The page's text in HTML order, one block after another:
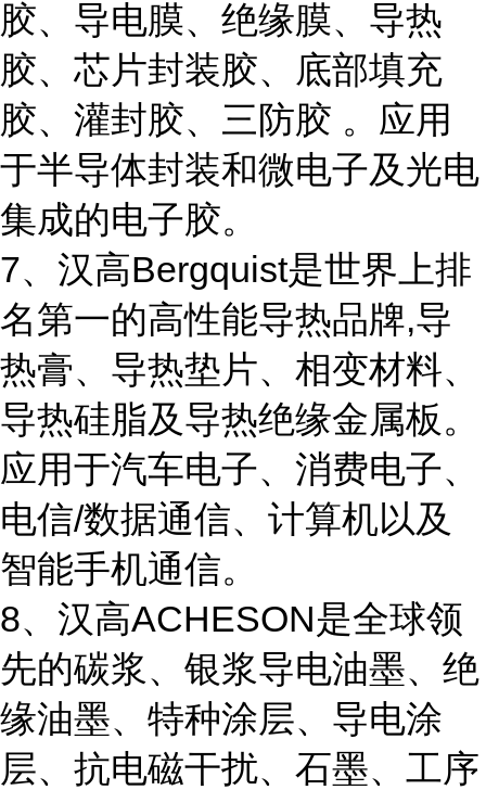
胶、导电膜、绝缘膜、导热
胶、芯片封装胶、底部填充
胶、灌封胶、三防胶 。应用
于半导体封装和微电子及光电
集成的电子胶。
7、汉高Bergquist是世界上排
名第一的高性能导热品牌,导
热膏、导热垫片、相变材料、
导热硅脂及导热绝缘金属板。
应用于汽车电子、消费电子、
电信/数据通信、计算机以及
智能手机通信。
8、汉高ACHESON是全球领
先的碳浆、银浆导电油墨、绝
缘油墨、特种涂层、导电涂
层、抗电磁干扰、石墨、工序